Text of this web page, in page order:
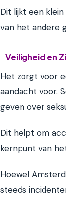
Dit lijkt een
van het andere
Veiligheid en
Het zorgt voor
aandacht voor.
geven over
Dit helpt om
kernpunt van
Hoewel
steeds